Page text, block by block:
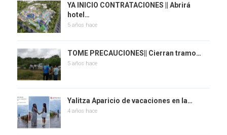
YA INICIO CONTRATACIONES || Abrirá
hotel…
5 años hace
TOME PRECAUCIONES|| Cierran tramo…
5 años hace
Yalitza Aparicio de vacaciones en la…
4 años hace